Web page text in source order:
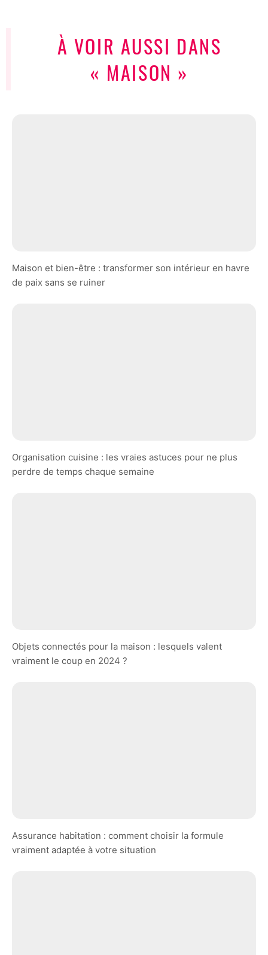
À VOIR AUSSI DANS
« MAISON »
Maison et bien-être : transformer son intérieur en havre
de paix sans se ruiner
Organisation cuisine : les vraies astuces pour ne plus
perdre de temps chaque semaine
Objets connectés pour la maison : lesquels valent
vraiment le coup en 2024 ?
Assurance habitation : comment choisir la formule
vraiment adaptée à votre situation